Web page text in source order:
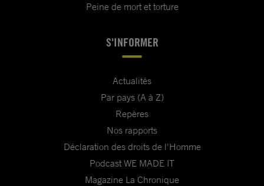
Peine de mort et torture
S'INFORMER
Actualités
Par pays (A à Z)
Repères
Nos rapports
Déclaration des droits de l'Homme
Podcast WE MADE IT
Magazine La Chronique